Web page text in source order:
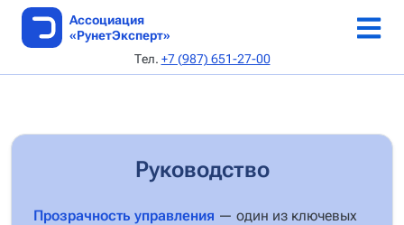
Ассоциация
«РунетЭксперт»
Тел. +7 (987) 651-27-00
Руководство
Прозрачность управления — один из ключевых
Методики
Каталог веб-студий
Онлайн-конференция 5-6 июня 2026 г
Как стать автором
Редполитика
Руководство